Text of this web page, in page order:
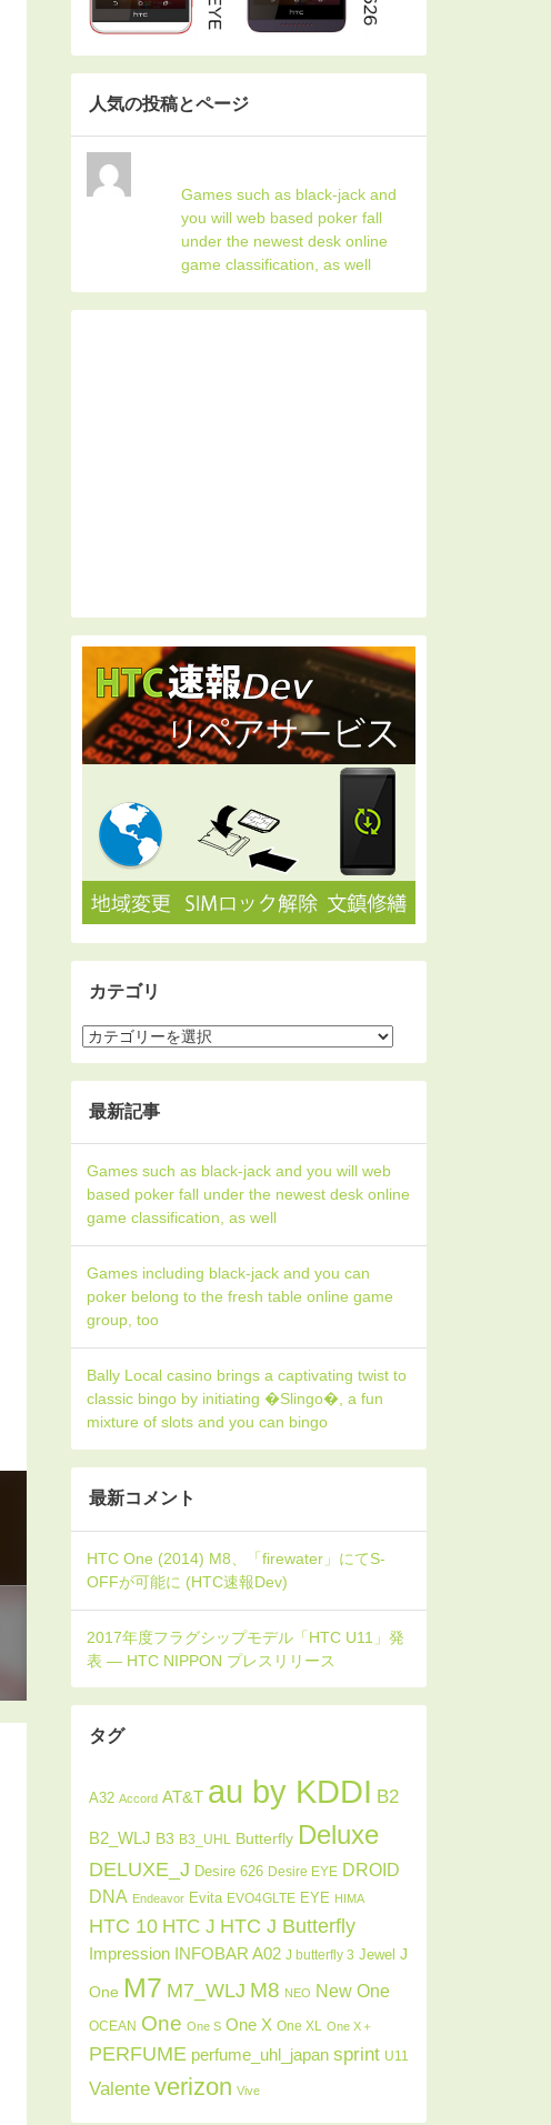
人気の投稿とページ
Games such as black-jack and
you will web based poker fall
under the newest desk online
game classification, as well
カテゴリ
最新記事
Games such as black-jack and you will web
based poker fall under the newest desk online
game classification, as well
Games including black-jack and you can
poker belong to the fresh table online game
group, too
Bally Local casino brings a captivating twist to
classic bingo by initiating �Slingo�, a fun
mixture of slots and you can bingo
最新コメント
タグ
A32 Accord AT&T au by KDDI B2
B2_WLJ B3 B3_UHL Butterfly Deluxe
DELUXE_J Desire 626 Desire EYE DROID
DNA Endeavor Evita EVO4GLTE EYE HIMA
HTC 10 HTC J HTC J Butterfly
Impression INFOBAR A02 J butterfly 3 Jewel J
One M7 M7_WLJ M8 NEO New One
OCEAN One One S One X One XL One X＋
PERFUME perfume_uhl_japan sprint U11
Valente verizon Vive